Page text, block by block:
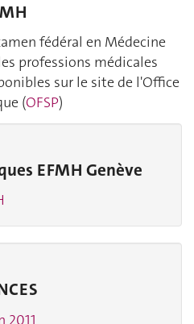
fédéral en Médecine
professions médicales
sur le site de l'Office
(OFSP)
EFMH Genève
2011